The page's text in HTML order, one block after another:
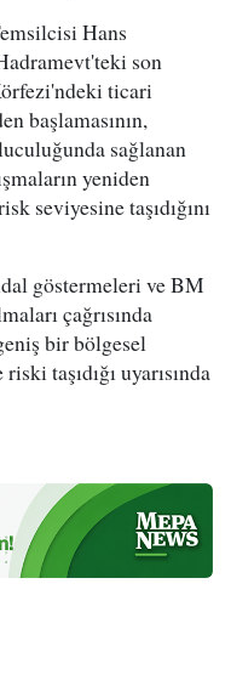
Hans
son
ticari
başlamasının,
sağlanan
yeniden
seviyesine taşıdığını
göstermeleri ve BM
çağrısında
bir bölgesel
taşıdığı uyarısında